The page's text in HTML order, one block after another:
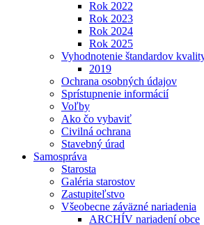
Rok 2022
Rok 2023
Rok 2024
Rok 2025
Vyhodnotenie štandardov
2019
Ochrana osobných údajov
Sprístupnenie informácií
Voľby
Ako čo vybaviť
Civilná ochrana
Stavebný úrad
Samospráva
Starosta
Galéria starostov
Zastupiteľstvo
Všeobecne záväzné nariadenia
ARCHÍV nariadení obce